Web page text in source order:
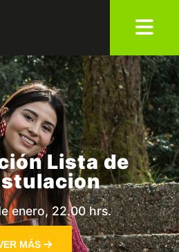
Lista de
enero, 22.00 hrs.
MÁS